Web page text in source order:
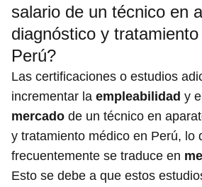
salario de un técnico en
diagnóstico y
Perú?
Las certificaciones o estudios
incrementar la empleabilidad y
mercado de un técnico en
y tratamiento médico en Perú, lo
frecuentemente se traduce en
Esto se debe a que estos